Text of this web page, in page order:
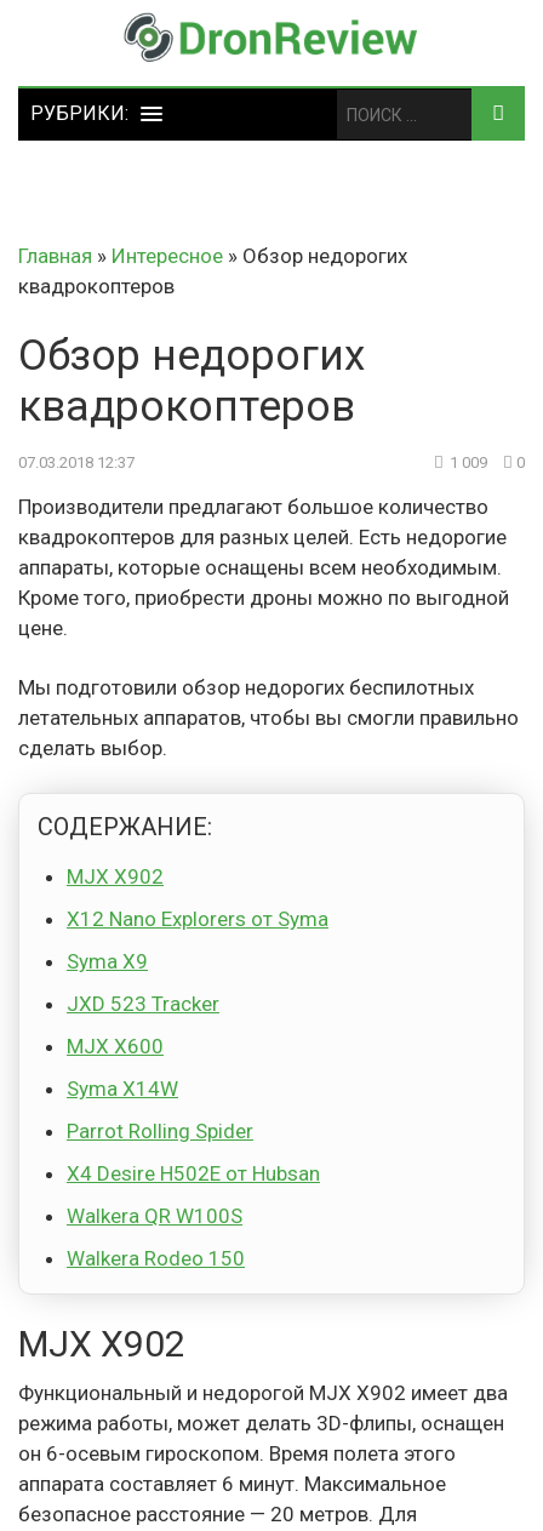
Главная » Интересное » Обзор недорогих
квадрокоптеров
Обзор недорогих
квадрокоптеров
07.03.2018 12:37 1 009 0
Производители предлагают большое количество
квадрокоптеров для разных целей. Есть недорогие
аппараты, которые оснащены всем необходимым.
Кроме того, приобрести дроны можно по выгодной
цене.
Мы подготовили обзор недорогих беспилотных
летательных аппаратов, чтобы вы смогли правильно
сделать выбор.
СОДЕРЖАНИЕ:
MJX X902
X12 Nano Explorers от Syma
Syma X9
JXD 523 Tracker
MJX X600
Syma X14W
Parrot Rolling Spider
X4 Desire H502E от Hubsan
Walkera QR W100S
Walkera Rodeo 150
MJX X902
Функциональный и недорогой MJX X902 имеет два
режима работы, может делать 3D-флипы, оснащен
он 6-осевым гироскопом. Время полета этого
аппарата составляет 6 минут. Максимальное
безопасное расстояние — 20 метров. Для